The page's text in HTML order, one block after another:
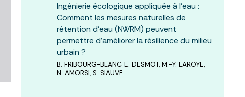
Ingénierie écologique appliquée à l’eau :
Comment les mesures naturelles de
rétention d’eau (NWRM) peuvent
permettre d’améliorer la résilience du milieu
urbain ?
B. FRIBOURG-BLANC, E. DESMOT, M.-Y. LAROYE,
N. AMORSI, S. SIAUVE